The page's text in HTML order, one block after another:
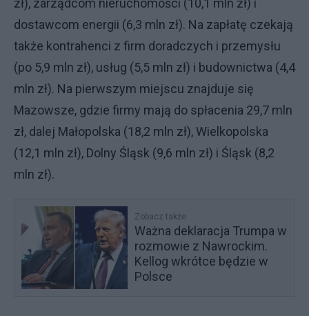
zł), zarządcom nieruchomości (10,1 mln zł) i
dostawcom energii (6,3 mln zł). Na zapłatę czekają
także kontrahenci z firm doradczych i przemysłu
(po 5,9 mln zł), usług (5,5 mln zł) i budownictwa (4,4
mln zł). Na pierwszym miejscu znajduje się
Mazowsze, gdzie firmy mają do spłacenia 29,7 mln
zł, dalej Małopolska (18,2 mln zł), Wielkopolska
(12,1 mln zł), Dolny Śląsk (9,6 mln zł) i Śląsk (8,2
mln zł).
Zobacz także
Ważna deklaracja Trumpa w
rozmowie z Nawrockim.
Kellog wkrótce będzie w
Polsce